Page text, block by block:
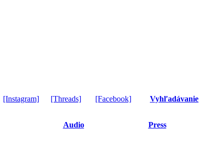
[Instagram] [Threads] [Facebook] Vyhľadávanie
Audio Press